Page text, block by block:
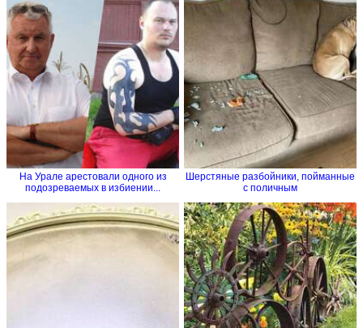
На Урале арестовали одного из
подозреваемых в избиении...
Шерстяные разбойники, пойманные
с поличным